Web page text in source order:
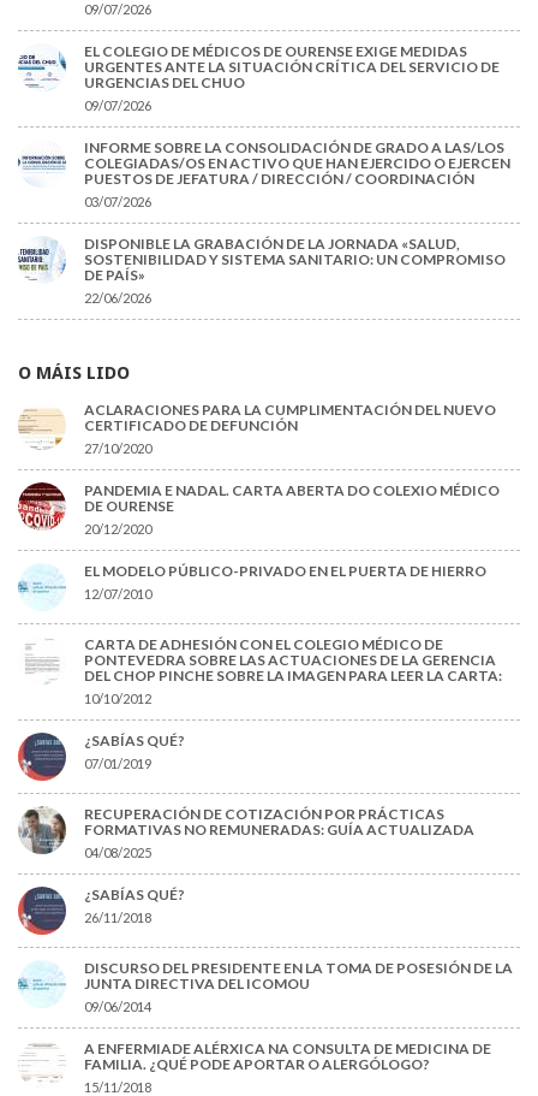
09/07/2026
EL COLEGIO DE MÉDICOS DE OURENSE EXIGE MEDIDAS
URGENTES ANTE LA SITUACIÓN CRÍTICA DEL SERVICIO DE
URGENCIAS DEL CHUO
09/07/2026
INFORME SOBRE LA CONSOLIDACIÓN DE GRADO A LAS/LOS
COLEGIADAS/OS EN ACTIVO QUE HAN EJERCIDO O EJERCEN
PUESTOS DE JEFATURA / DIRECCIÓN / COORDINACIÓN
03/07/2026
DISPONIBLE LA GRABACIÓN DE LA JORNADA «SALUD,
SOSTENIBILIDAD Y SISTEMA SANITARIO: UN COMPROMISO
DE PAÍS»
22/06/2026
O MÁIS LIDO
ACLARACIONES PARA LA CUMPLIMENTACIÓN DEL NUEVO
CERTIFICADO DE DEFUNCIÓN
27/10/2020
PANDEMIA E NADAL. CARTA ABERTA DO COLEXIO MÉDICO
DE OURENSE
20/12/2020
EL MODELO PÚBLICO-PRIVADO EN EL PUERTA DE HIERRO
12/07/2010
CARTA DE ADHESIÓN CON EL COLEGIO MÉDICO DE
PONTEVEDRA SOBRE LAS ACTUACIONES DE LA GERENCIA
DEL CHOP PINCHE SOBRE LA IMAGEN PARA LEER LA CARTA:
10/10/2012
¿SABÍAS QUÉ?
07/01/2019
RECUPERACIÓN DE COTIZACIÓN POR PRÁCTICAS
FORMATIVAS NO REMUNERADAS: GUÍA ACTUALIZADA
04/08/2025
¿SABÍAS QUÉ?
26/11/2018
DISCURSO DEL PRESIDENTE EN LA TOMA DE POSESIÓN DE LA
JUNTA DIRECTIVA DEL ICOMOU
09/06/2014
A ENFERMIADE ALÉRXICA NA CONSULTA DE MEDICINA DE
FAMILIA. ¿QUÉ PODE APORTAR O ALERGÓLOGO?
15/11/2018